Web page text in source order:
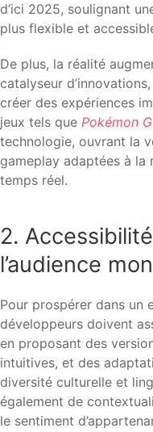
d’ici 2025, soulignant
plus flexible et
De plus, la réalité
catalyseur
créer des expériences
jeux tels que Pokémon
technologie, ouvrant la
gameplay adaptées à la
temps réel.
2.
l’audience
Pour prospérer dans un
développeurs doivent
en proposant des
intuitives, et des
diversité culturelle et
également de
le sentiment